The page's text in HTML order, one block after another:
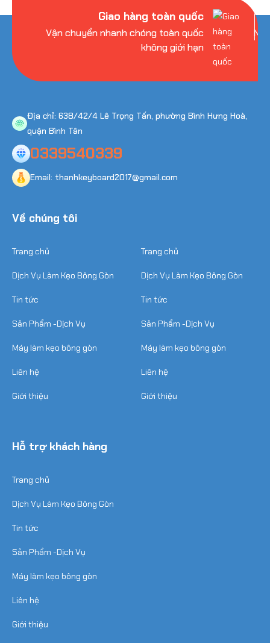
Giao hàng toàn quốc
Vận chuyển nhanh chóng toàn quốc
không giới hạn
Địa chỉ: 638/42/4 Lê Trọng Tấn, phường Bình Hưng Hoà,
quận Bình Tân
0339540339
Email: thanhkeyboard2017@gmail.com
Về chúng tôi
Trang chủ
Dịch Vụ Làm Kẹo Bông Gòn
Tin tức
Sản Phẩm -Dịch Vụ
Máy làm kẹo bông gòn
Liên hệ
Giới thiệu
Trang chủ
Dịch Vụ Làm Kẹo Bông Gòn
Tin tức
Sản Phẩm -Dịch Vụ
Máy làm kẹo bông gòn
Liên hệ
Giới thiệu
Hỗ trợ khách hàng
Trang chủ
Dịch Vụ Làm Kẹo Bông Gòn
Tin tức
Sản Phẩm -Dịch Vụ
Máy làm kẹo bông gòn
Liên hệ
Giới thiệu